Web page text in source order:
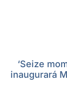
‘Seize
inaugurará